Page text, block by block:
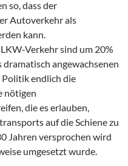
so, dass der
Autoverkehr als
kann.
Verkehr sind um 20%
dramatisch angewachsenen
endlich die
nötigen
die es erlauben,
auf die Schiene zu
Jahren versprochen wird
umgesetzt wurde.